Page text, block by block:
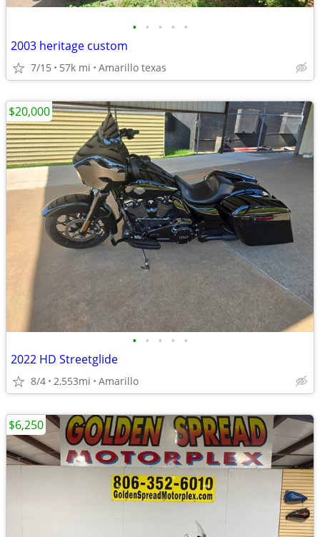
• • • • •
2003 heritage custom
7/15 57k mi Amarillo texas
• • • • •
2022 HD Streetglide
8/4 2,553mi Amarillo
$20,000
$6,250